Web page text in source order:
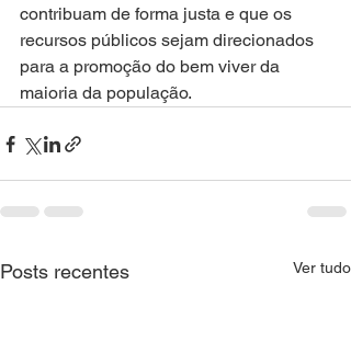
contribuam de forma justa e que os
recursos públicos sejam direcionados
para a promoção do bem viver da
maioria da população.
Posts recentes Ver tudo